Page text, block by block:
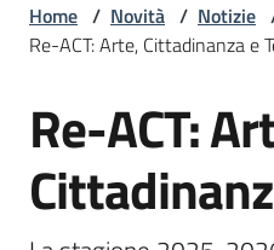
Novità
Servizi
Home / Novità / Notizie
Re-ACT: Arte, Cittadinanza e
Salta al contenuto
Re-ACT: